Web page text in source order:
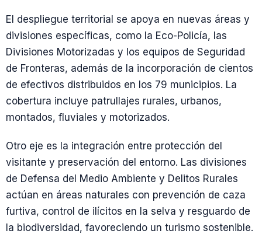
El despliegue territorial se apoya en nuevas áreas y
divisiones específicas, como la Eco-Policía, las
Divisiones Motorizadas y los equipos de Seguridad
de Fronteras, además de la incorporación de cientos
de efectivos distribuidos en los 79 municipios. La
cobertura incluye patrullajes rurales, urbanos,
montados, fluviales y motorizados.
Otro eje es la integración entre protección del
visitante y preservación del entorno. Las divisiones
de Defensa del Medio Ambiente y Delitos Rurales
actúan en áreas naturales con prevención de caza
furtiva, control de ilícitos en la selva y resguardo de
la biodiversidad, favoreciendo un turismo sostenible.